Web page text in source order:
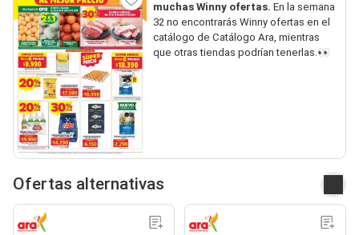
muchas Winny ofertas. En la semana
32 no encontrarás Winny ofertas en el
catálogo de Catálogo Ara, mientras
que otras tiendas podrían tenerlas.👀
Ofertas alternativas